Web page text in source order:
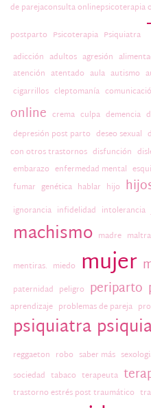
de parejaconsulta onlinepsicoterapia
postparto Psicoterapia Psiquiatra
adicción adultos agresión
atención atentado aula autismo
cigarrillos cleptomanía
online crema culpa demencia
depresión post parto deseo sexual
con otros trastornos disfunción
embarazo enfermedad mental
fumar genética hablar hijo
ignorancia infidelidad intolerancia
machismo madre
mentiras. miedo mujer
paternidad peligro periparto
aprendizaje problemas de pareja
psiquiatra
reggaeton robo saber más
sociedad tabaco terapeuta
trastorno estrés post traumático